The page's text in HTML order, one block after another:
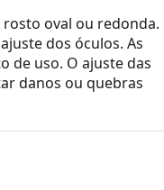
oval ou redonda.
dos óculos. As
de uso. O ajuste das
danos ou quebras
variar.